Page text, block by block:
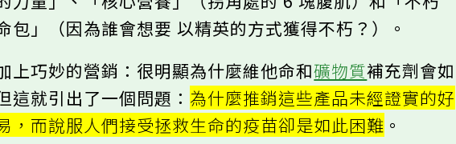
力量」、「核心營養」（拐角處的 6 塊腹肌）和「不朽
包」（因為誰會想要 以精英的方式獲得不朽？）。
上巧妙的營銷：很明顯為什麼維他命和礦物質補充劑會如
這就引出了一個問題：為什麼推銷這些產品未經證實的好